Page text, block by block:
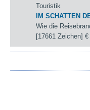
Touristik
IM SCHATTEN
Wie die
[17661 Zeichen]€